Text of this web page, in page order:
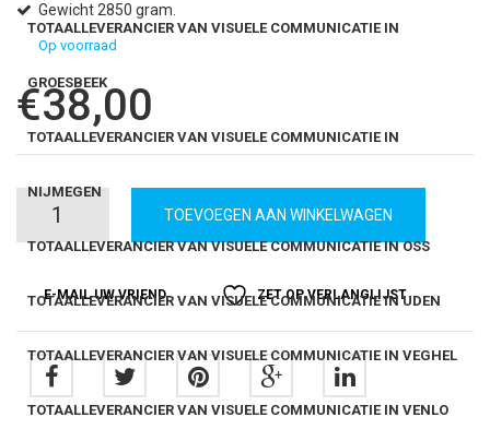
TOTAALLEVERANCIER VAN VISUELE COMMUNICATIE IN
GROESBEEK
TOTAALLEVERANCIER VAN VISUELE COMMUNICATIE IN
NIJMEGEN
TOTAALLEVERANCIER VAN VISUELE COMMUNICATIE IN OSS
TOTAALLEVERANCIER VAN VISUELE COMMUNICATIE IN UDEN
TOTAALLEVERANCIER VAN VISUELE COMMUNICATIE IN VEGHEL
TOTAALLEVERANCIER VAN VISUELE COMMUNICATIE IN VENLO
Gewicht 2850 gram.
Op voorraad
€38,00
Standaard TOEVOEGEN AAN WINKELWAGEN
E-MAIL UW VRIEND ZET OP VERLANGLIJST